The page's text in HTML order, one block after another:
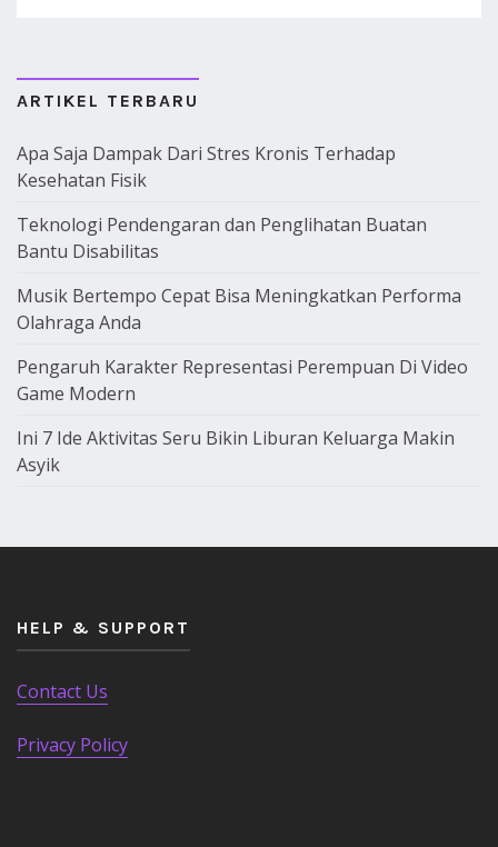
ARTIKEL TERBARU
Apa Saja Dampak Dari Stres Kronis Terhadap
Kesehatan Fisik
Teknologi Pendengaran dan Penglihatan Buatan
Bantu Disabilitas
Musik Bertempo Cepat Bisa Meningkatkan Performa
Olahraga Anda
Pengaruh Karakter Representasi Perempuan Di Video
Game Modern
Ini 7 Ide Aktivitas Seru Bikin Liburan Keluarga Makin
Asyik
HELP & SUPPORT
Contact Us
Privacy Policy